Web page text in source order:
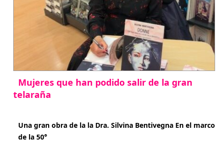
Mujeres que han podido salir de la gran
telaraña
Una gran obra de la la Dra. Silvina Bentivegna En el marco
de la 50°